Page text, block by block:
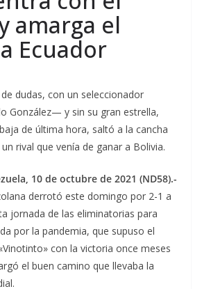
amarga el
Ecuador
dudas, con un seleccionador
González— y sin su gran estrella,
de última hora, saltó a la cancha
rival que venía de ganar a Bolivia.
10 de octubre de 2021 (ND58).-
derrotó este domingo por 2-1 a
jornada de las eliminatorias para
por la pandemia, que supuso el
con la victoria once meses
el buen camino que llevaba la